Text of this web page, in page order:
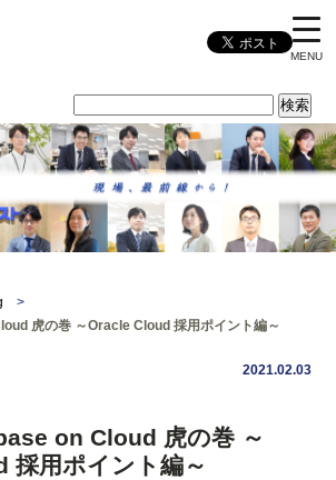
MENU
>
虎の巻 ～Oracle Cloud 採用ポイント編～
2021.02.03
on Cloud 虎の巻 ～
採用ポイント編～